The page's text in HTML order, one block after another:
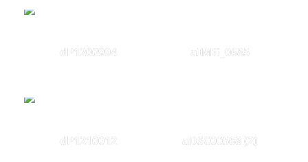
dP1200994 aIMG_0685
dP1210012 aDSC00568 (2)